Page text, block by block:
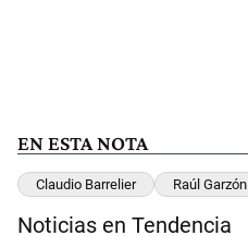
EN ESTA NOTA
Claudio Barrelier Raúl Garzón
Noticias en Tendencia